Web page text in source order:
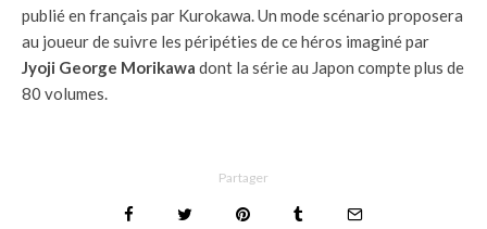
publié en français par Kurokawa. Un mode scénario proposera
au joueur de suivre les péripéties de ce héros imaginé par
Jyoji George Morikawa dont la série au Japon compte plus de
80 volumes.
Partager